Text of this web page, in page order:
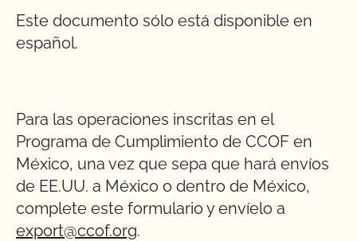
Este documento sólo está disponible en
español.
Para las operaciones inscritas en el
Programa de Cumplimiento de CCOF en
México, una vez que sepa que hará envíos
de EE.UU. a México o dentro de México,
complete este formulario y envíelo a
export@ccof.org.